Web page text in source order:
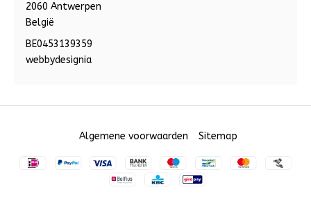
2060 Antwerpen
België
BE0453139359
webbydesignia
Algemene voorwaarden Sitemap